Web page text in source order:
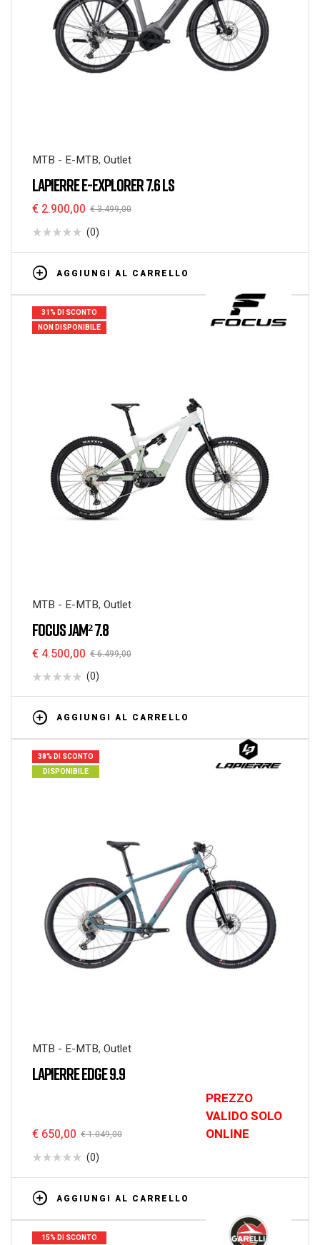
MTB - E-MTB, Outlet
LAPIERRE E-EXPLORER 7.6 LS
€3.499,00
€ 2.900,00
(0)
AGGIUNGI AL CARRELLO
31% DI SCONTO
NON DISPONIBILE
MTB - E-MTB, Outlet
FOCUS JAM² 7.8
€6.499,00
€ 4.500,00
(0)
AGGIUNGI AL CARRELLO
38% DI SCONTO
DISPONIBILE
MTB - E-MTB, Outlet
LAPIERRE EDGE 9.9
€1.049,00
€ 650,00
PREZZO
VALIDO SOLO
ONLINE
(0)
AGGIUNGI AL CARRELLO
15% DI SCONTO